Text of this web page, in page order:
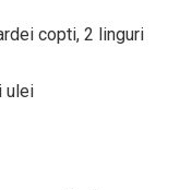
copti, 2 linguri
ulei